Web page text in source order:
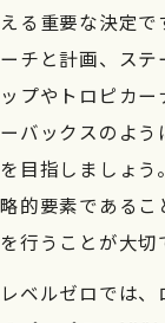
える重要な決定
ーチと計画、ス
ップやトロピカ
ーバックスのよ
を目指しましょ
略的要素であるこ
を行うことが大切
レベルゼロでは